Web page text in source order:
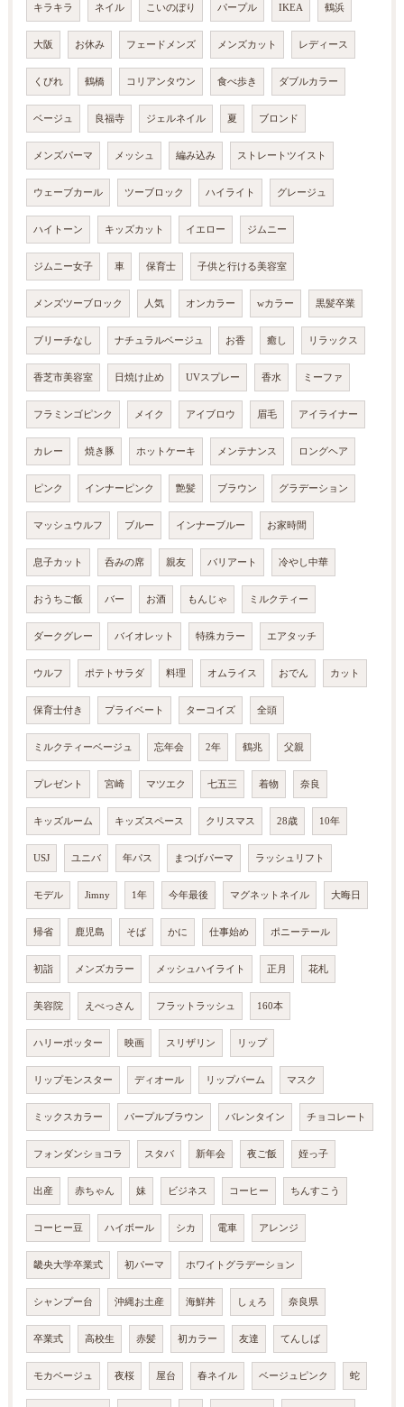
キラキラ ネイル こいのぼり パープル IKEA 鶴浜
大阪 お休み フェードメンズ メンズカット レディース
くびれ 鶴橋 コリアンタウン 食べ歩き ダブルカラー
ベージュ 良福寺 ジェルネイル 夏 ブロンド
メンズパーマ メッシュ 編み込み ストレートツイスト
ウェーブカール ツーブロック ハイライト グレージュ
ハイトーン キッズカット イエロー ジムニー
ジムニー女子 車 保育士 子供と行ける美容室
メンズツーブロック 人気 オンカラー wカラー 黒髪卒業
ブリーチなし ナチュラルベージュ お香 癒し リラックス
香芝市美容室 日焼け止め UVスプレー 香水 ミーファ
フラミンゴピンク メイク アイブロウ 眉毛 アイライナー
カレー 焼き豚 ホットケーキ メンテナンス ロングヘア
ピンク インナーピンク 艶髪 ブラウン グラデーション
マッシュウルフ ブルー インナーブルー お家時間
息子カット 呑みの席 親友 バリアート 冷やし中華
おうちご飯 バー お酒 もんじゃ ミルクティー
ダークグレー バイオレット 特殊カラー エアタッチ
ウルフ ポテトサラダ 料理 オムライス おでん カット
保育士付き プライベート ターコイズ 全頭
ミルクティーベージュ 忘年会 2年 鶴兆 父親
プレゼント 宮崎 マツエク 七五三 着物 奈良
キッズルーム キッズスペース クリスマス 28歳 10年
USJ ユニバ 年パス まつげパーマ ラッシュリフト
モデル Jimny 1年 今年最後 マグネットネイル 大晦日
帰省 鹿児島 そば かに 仕事始め ポニーテール
初詣 メンズカラー メッシュハイライト 正月 花札
美容院 えべっさん フラットラッシュ 160本
ハリーポッター 映画 スリザリン リップ
リップモンスター ディオール リップバーム マスク
ミックスカラー パープルブラウン バレンタイン チョコレート
フォンダンショコラ スタバ 新年会 夜ご飯 姪っ子
出産 赤ちゃん 妹 ビジネス コーヒー ちんすこう
コーヒー豆 ハイボール シカ 電車 アレンジ
畿央大学卒業式 初パーマ ホワイトグラデーション
シャンプー台 沖縄お土産 海鮮丼 しぇろ 奈良県
卒業式 高校生 赤髪 初カラー 友達 てんしば
モカベージュ 夜桜 屋台 春ネイル ベージュピンク 蛇